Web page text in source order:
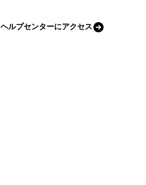
ヘルプセンターにアクセス